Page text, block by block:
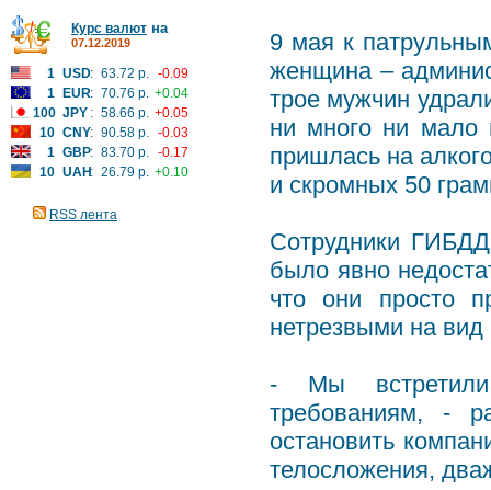
Курс валют на
07.12.2019
1 USD: 63.72 р. -0.09
1
EUR: 70.76 р. +0.04
100 JPY : 58.66 р. +0.05
10 CNY: 90.58 р. -0.03
1 GBP: 83.70 р. -0.17
10 UAH: 26.79 р. +0.10
RSS лента
9 мая к
женщина –
трое мужчин
ни много ни мало
пришлась на
и скромных 50
Сотрудники
было явно
что они просто
нетрезвыми на
- Мы встретили
требованиям, -
остановить
телосложения,